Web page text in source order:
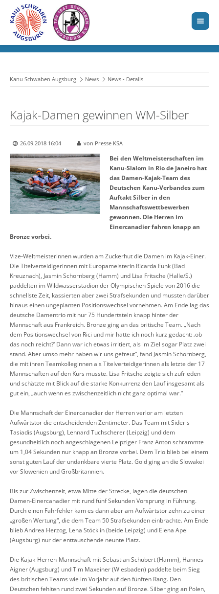
Kanu Schwaben Augsburg News News - Details
Kajak-Damen gewinnen WM-Silber
26.09.2018 16:04 von Presse KSA
Bei den Weltmeisterschaften im
Kanu-Slalom in Rio de Janeiro hat
das Damen-Kajak-Team des
Deutschen Kanu-Verbandes zum
Auftakt Silber in den
Mannschaftswettbewerben
gewonnen. Die Herren im
Einercanadier fahren knapp an
Bronze vorbei.
Vize-Weltmeisterinnen wurden am Zuckerhut die Damen im Kajak-Einer.
Die Titelverteidigerinnen mit Europameisterin Ricarda Funk (Bad
Kreuznach), Jasmin Schornberg (Hamm) und Lisa Fritsche (Halle/S.)
paddelten im Wildwasserstadion der Olympischen Spiele von 2016 die
schnellste Zeit, kassierten aber zwei Strafsekunden und mussten darüber
hinaus einen ungeplanten Positionswechsel vornehmen. Am Ende lag das
deutsche Damentrio mit nur 75 Hundertsteln knapp hinter der
Mannschaft aus Frankreich. Bronze ging an das britische Team. „Nach
dem Positionswechsel von Rici und mir hatte ich noch kurz gedacht: ‚ob
das noch reicht?‘ Dann war ich etwas irritiert, als im Ziel sogar Platz zwei
stand. Aber umso mehr haben wir uns gefreut“, fand Jasmin Schornberg,
die mit ihren Teamkolleginnen als Titelverteidigerinnen als letzte der 17
Mannschaften auf den Kurs musste. Lisa Fritsche zeigte sich zufrieden
und schätzte mit Blick auf die starke Konkurrenz den Lauf insgesamt als
gut ein, „auch wenn es zwischenzeitlich nicht ganz optimal war.“
Die Mannschaft der Einercanadier der Herren verlor am letzten
Aufwärtstor die entscheidenden Zentimeter. Das Team mit Sideris
Tasiadis (Augsburg), Lennard Tuchscherer (Leipzig) und dem
gesundheitlich noch angeschlagenen Leipziger Franz Anton schrammte
um 1,04 Sekunden nur knapp an Bronze vorbei. Dem Trio blieb bei einem
sonst guten Lauf der undankbare vierte Platz. Gold ging an die Slowakei
vor Slowenien und Großbritannien.
Bis zur Zwischenzeit, etwa Mitte der Strecke, lagen die deutschen
Damen-Einercanadier mit rund fünf Sekunden Vorsprung in Führung.
Durch einen Fahrfehler kam es dann aber am Aufwärtstor zehn zu einer
„großen Wertung“, die dem Team 50 Strafsekunden einbrachte. Am Ende
blieb Andrea Herzog, Lena Stöcklin (beide Leipzig) und Elena Apel
(Augsburg) nur der enttäuschende neunte Platz.
Die Kajak-Herren-Mannschaft mit Sebastian Schubert (Hamm), Hannes
Aigner (Augsburg) und Tim Maxeiner (Wiesbaden) paddelte beim Sieg
des britischen Teams wie im Vorjahr auf den fünften Rang. Den
Deutschen fehlten rund zwei Sekunden auf Bronze. Silber ging an Polen,